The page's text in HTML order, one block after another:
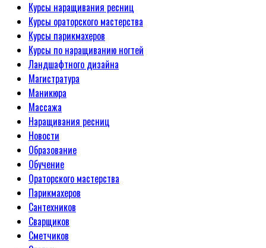
Курсы наращивания ресниц
Курсы ораторского мастерства
Курсы парикмахеров
Курсы по наращиванию ногтей
Ландшафтного дизайна
Магистратура
Маникюра
Массажа
Наращивания ресниц
Новости
Образование
Обучение
Ораторского мастерства
Парикмахеров
Сантехников
Сварщиков
Сметчиков